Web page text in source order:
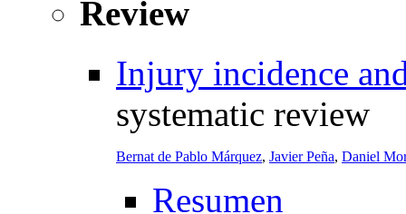
Review
Injury incidence
systematic review
Bernat de Pablo Márquez, Javier Peña, Daniel
Resumen